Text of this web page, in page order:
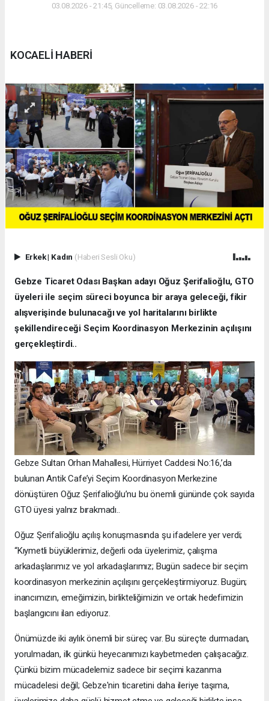
03.08.2026 - 21:45, Güncelleme: 03.08.2026 - 22:16
KOCAELİ HABERİ
Erkek| Kadın (Haberi Sesli Oku)
Gebze Ticaret Odası Başkan adayı Oğuz Şerifalioğlu, GTO
üyeleri ile seçim süreci boyunca bir araya geleceği, fikir
alışverişinde bulunacağı ve yol haritalarını birlikte
şekillendireceği Seçim Koordinasyon Merkezinin açılışını
gerçekleştirdi..
Gebze Sultan Orhan Mahallesi, Hürriyet Caddesi No:16,’da
bulunan Antik Cafe’yi Seçim Koordinasyon Merkezine
dönüştüren Oğuz Şerifalioğlu’nu bu önemli gününde çok sayıda
GTO üyesi yalnız bırakmadı..
Oğuz Şerifalioğlu açılış konuşmasında şu ifadelere yer verdi;
“Kıymetli büyüklerimiz, değerli oda üyelerimiz, çalışma
arkadaşlarımız ve yol arkadaşlarımız; Bugün sadece bir seçim
koordinasyon merkezinin açılışını gerçekleştirmiyoruz. Bugün;
inancımızın, emeğimizin, birlikteliğimizin ve ortak hedefimizin
başlangıcını ilan ediyoruz.
Önümüzde iki aylık önemli bir süreç var. Bu süreçte durmadan,
yorulmadan, ilk günkü heyecanımızı kaybetmeden çalışacağız.
Çünkü bizim mücadelemiz sadece bir seçimi kazanma
mücadelesi değil; Gebze'nin ticaretini daha ileriye taşıma,